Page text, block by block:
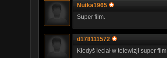
Nutka1965
Super film.
d178111572
Kiedyš leciał w telewizji super film